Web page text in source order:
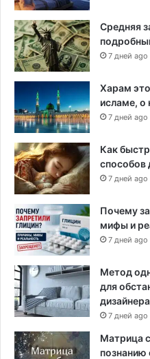
Средняя
7 дней ago
Харам
исламе, о
7 дней ago
Как
способов
7 дней ago
Почему
мифы и
7 дней ago
Метод
для
дизайнера
7 дней ago
Матрица
познанию